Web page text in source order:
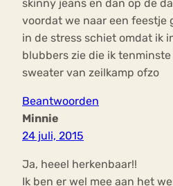
skinny jeans en dan op de
voordat we naar een feestje
in de stress schiet omdat ik
blubbers zie die ik
sweater van zeilkamp ofzo
Beantwoorden
Minnie
24 juli, 2015
Ja, heeel herkenbaar!!
Ik ben er wel mee aan het